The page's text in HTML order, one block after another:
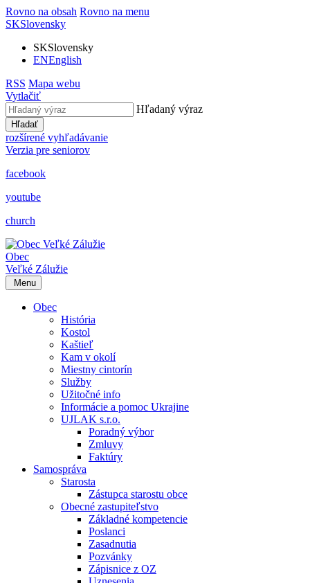
Rovno na obsah Rovno na menu
SKSlovensky
SKSlovensky
ENEnglish
RSS Mapa webu
Vytlačiť
Hľadaný výraz
Hľadať
rozšírené vyhľadávanie
Verzia pre seniorov
facebook
youtube
church
Obec
Veľké Zálužie
Menu
Obec
História
Kostol
Kaštieľ
Kam v okolí
Miestny cintorín
Služby
Užitočné info
Informácie a pomoc Ukrajine
UJLAK s.r.o.
Poradný výbor
Zmluvy
Faktúry
Samospráva
Starosta
Zástupca starostu obce
Obecné zastupiteľstvo
Základné kompetencie
Poslanci
Zasadnutia
Pozvánky
Zápisnice z OZ